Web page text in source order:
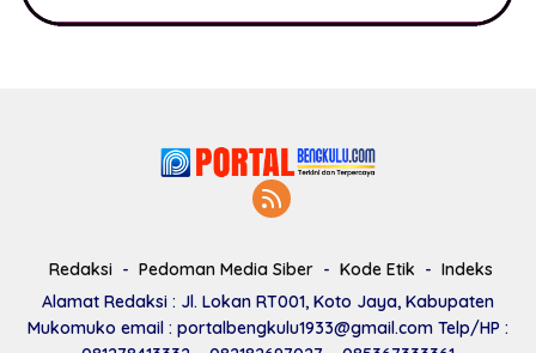
Redaksi Pedoman Media Siber Kode Etik
Indeks
Alamat Redaksi : Jl. Lokan RT001, Koto Jaya, Kabupaten
Mukomuko email : portalbengkulu1933@gmail.com Telp/HP :